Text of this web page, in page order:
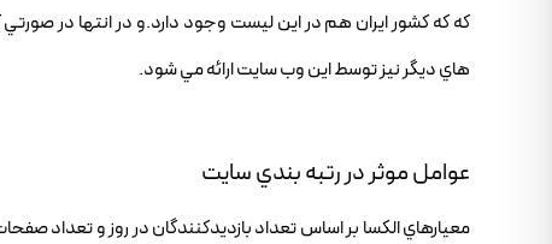
که که کشور ايران هم در اين ليست وجود دارد.و در انتها در صورتي
هاي ديگر نيز توسط اين وب سايت ارائه مي شود.
عوامل موثر در رتبه بندي سايت
معيارهاي الکسا بر اساس تعداد بازديدکنندگان در روز و تعداد